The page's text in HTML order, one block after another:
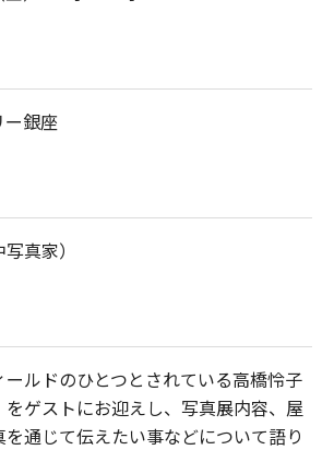
ー銀座
真家）
ルドのひとつとされている高橋怜子
をゲストにお迎えし、写真展内容、屋
通じて伝えたい事などについて語り